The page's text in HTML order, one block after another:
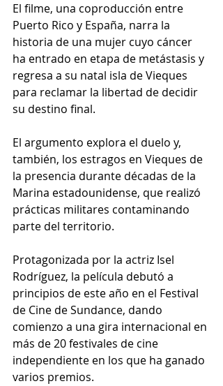
El filme, una coproducción entre
Puerto Rico y España, narra la
historia de una mujer cuyo cáncer
ha entrado en etapa de metástasis y
regresa a su natal isla de Vieques
para reclamar la libertad de decidir
su destino final.
El argumento explora el duelo y,
también, los estragos en Vieques de
la presencia durante décadas de la
Marina estadounidense, que realizó
prácticas militares contaminando
parte del territorio.
Protagonizada por la actriz Isel
Rodríguez, la película debutó a
principios de este año en el Festival
de Cine de Sundance, dando
comienzo a una gira internacional en
más de 20 festivales de cine
independiente en los que ha ganado
varios premios.